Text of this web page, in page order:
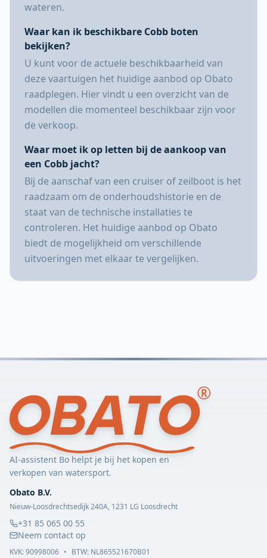
wateren.
Waar kan ik beschikbare Cobb boten
bekijken?
U kunt voor de actuele beschikbaarheid van
deze vaartuigen het huidige aanbod op Obato
raadplegen. Hier vindt u een overzicht van de
modellen die momenteel beschikbaar zijn voor
de verkoop.
Waar moet ik op letten bij de aankoop van
een Cobb jacht?
Bij de aanschaf van een cruiser of zeilboot is het
raadzaam om de onderhoudshistorie en de
staat van de technische installaties te
controleren. Het huidige aanbod op Obato
biedt de mogelijkheid om verschillende
uitvoeringen met elkaar te vergelijken.
AI-assistent Bo helpt je bij het kopen en
verkopen van watersport.
Obato B.V.
Nieuw-Loosdrechtsedijk 240A, 1231 LG Loosdrecht
+31 85 065 00 55
Neem contact op
KVK:90998006 • BTW: NL865521670B01